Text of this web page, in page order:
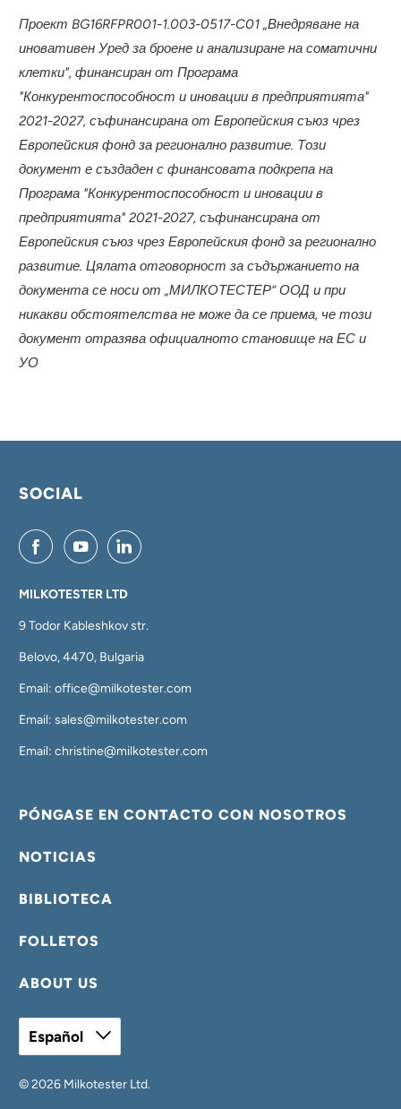
Проект BG16RFPR001-1.003-0517-C01 „Внедряване на
иновативен Уред за броене и анализиране на соматични
клетки", финансиран от Програма
"Конкурентоспособност и иновации в предприятията"
2021-2027, съфинансирана от Европейския съюз чрез
Европейския фонд за регионално развитие. Този
документ е създаден с финансовата подкрепа на
Програма "Конкурентоспособност и иновации в
предприятията" 2021-2027, съфинансирана от
Европейския съюз чрез Европейския фонд за регионално
развитие.Цялата отговорност за съдържанието на
документа се носи от „МИЛКОТЕСТЕР“ ООД и при
никакви обстоятелства не може да се приема, че този
документ отразява официалното становище на ЕС и
УО
SOCIAL
MILKOTESTER LTD
9 Todor Kableshkov str.
Belovo, 4470, Bulgaria
Email: office@milkotester.com
Email: sales@milkotester.com
Email: christine@milkotester.com
PÓNGASE EN CONTACTO CON NOSOTROS
NOTICIAS
BIBLIOTECA
FOLLETOS
ABOUT US
Español
© 2026 Milkotester Ltd.